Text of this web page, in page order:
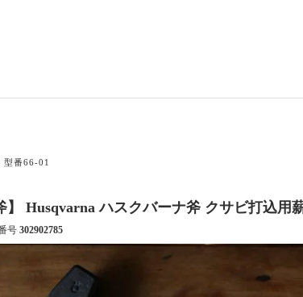
型番66-01
】 Husqvarna ハスクバーナ斧 クサビ打込用
号 302902785